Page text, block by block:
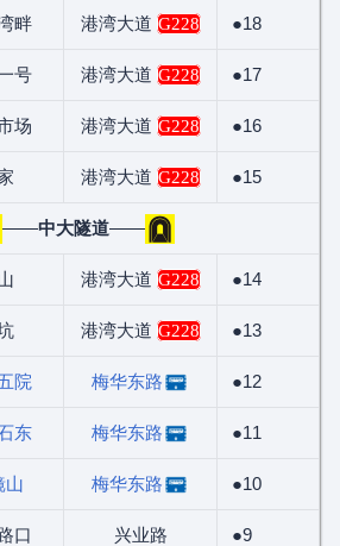
畔 港湾大道 G228 ●18
号 港湾大道 G228 ●17
场 港湾大道 G228 ●16
港湾大道 G228 ●15
——中大隧道——
港湾大道 G228 ●14
港湾大道 G228 ●13
院 梅华东路 ●12
东 梅华东路 ●11
山 梅华东路 ●10
口 兴业路 ●9